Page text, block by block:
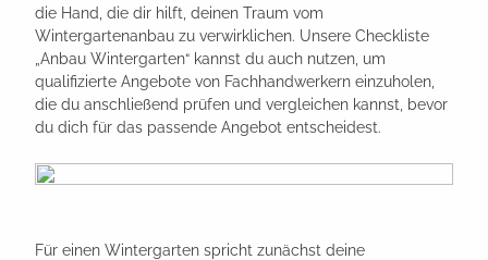
die Hand, die dir hilft, deinen Traum vom
Wintergartenanbau zu verwirklichen. Unsere Checkliste
„Anbau Wintergarten“ kannst du auch nutzen, um
qualifizierte Angebote von Fachhandwerkern einzuholen,
die du anschließend prüfen und vergleichen kannst, bevor
du dich für das passende Angebot entscheidest.
Für einen Wintergarten spricht zunächst deine